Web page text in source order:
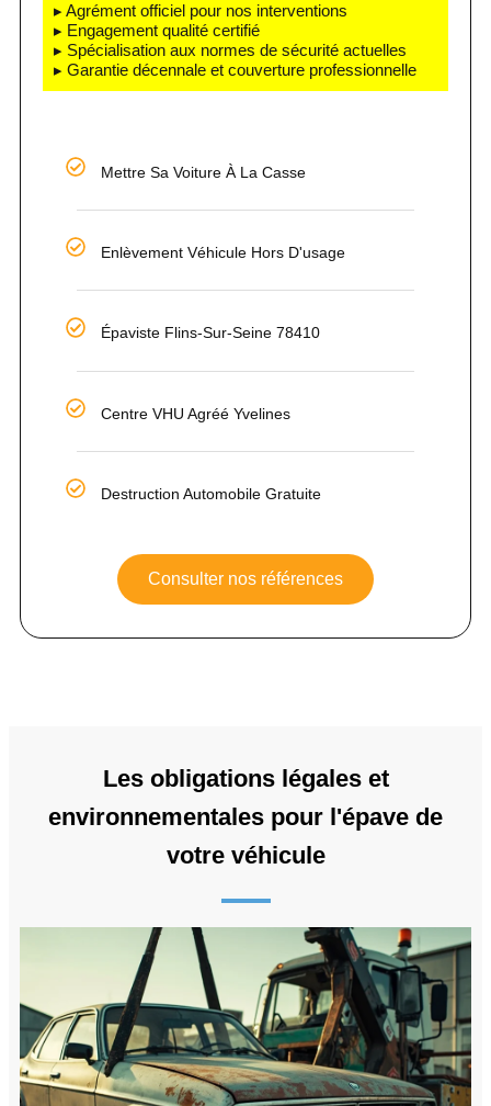
▸ Agrément officiel pour nos interventions
▸ Engagement qualité certifié
▸ Spécialisation aux normes de sécurité actuelles
▸ Garantie décennale et couverture professionnelle
Mettre Sa Voiture À La Casse
Enlèvement Véhicule Hors D'usage
Épaviste Flins-Sur-Seine 78410
Centre VHU Agréé Yvelines
Destruction Automobile Gratuite
Consulter nos références
Les obligations légales et
environnementales pour l'épave de
votre véhicule